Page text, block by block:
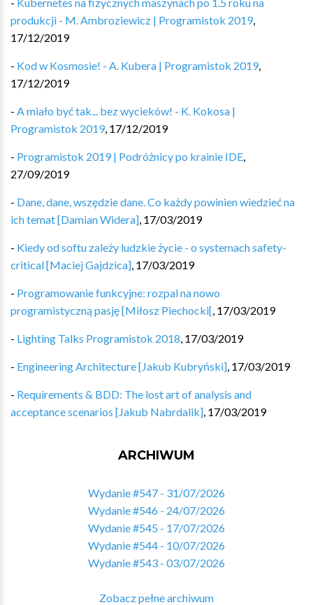
produkcji - M. Ambroziewicz | Programistok 2019,
17/12/2019
- Kod w Kosmosie! - A. Kubera | Programistok 2019,
17/12/2019
- A miało być tak... bez wycieków! - K. Kokosa |
Programistok 2019, 17/12/2019
- Programistok 2019 | Podróżnicy po krainie IDE,
27/09/2019
- Dane, dane, wszędzie dane. Co każdy powinien wiedzieć na
ich temat [Damian Widera], 17/03/2019
- Kiedy od softu zależy ludzkie życie - o systemach safety-
critical [Maciej Gajdzica], 17/03/2019
- Programowanie funkcyjne: rozpal na nowo
programistyczną pasję [Miłosz Piechocki[, 17/03/2019
- Lighting Talks Programistok 2018, 17/03/2019
- Engineering Architecture [Jakub Kubryński], 17/03/2019
- Requirements & BDD: The lost art of analysis and
acceptance scenarios [Jakub Nabrdalik], 17/03/2019
ARCHIWUM
Wydanie #547 - 31/07/2026
Wydanie #546 - 24/07/2026
Wydanie #545 - 17/07/2026
Wydanie #544 - 10/07/2026
Wydanie #543 - 03/07/2026
Zobacz pełne archiwum